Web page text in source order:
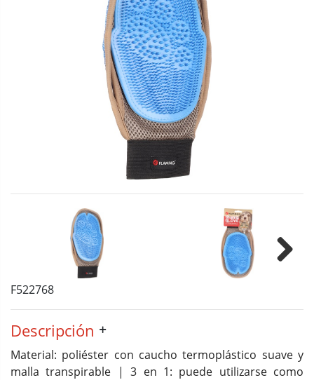
F522768
Descripción
Material: poliéster con caucho termoplástico suave y
malla transpirable | 3 en 1: puede utilizarse como